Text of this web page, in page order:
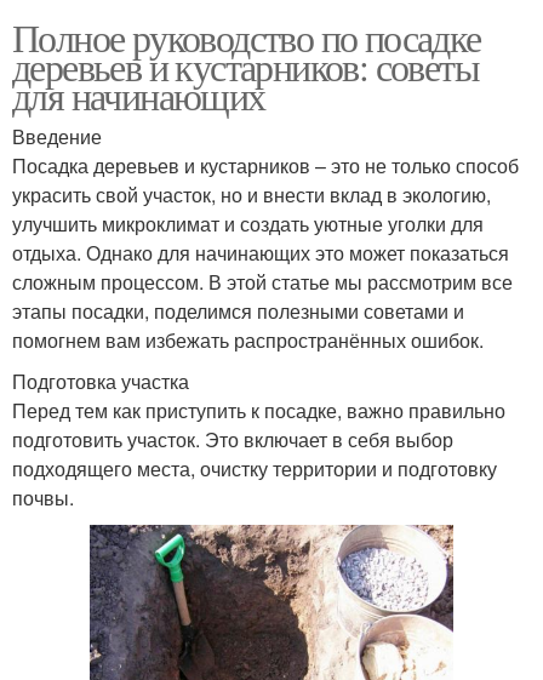
Полное руководство по посадке
деревьев и кустарников: советы
для начинающих
Введение
Посадка деревьев и кустарников – это не только способ
украсить свой участок, но и внести вклад в экологию,
улучшить микроклимат и создать уютные уголки для
отдыха. Однако для начинающих это может показаться
сложным процессом. В этой статье мы рассмотрим все
этапы посадки, поделимся полезными советами и
помогнем вам избежать распространённых ошибок.
Подготовка участка
Перед тем как приступить к посадке, важно правильно
подготовить участок. Это включает в себя выбор
подходящего места, очистку территории и подготовку
почвы.